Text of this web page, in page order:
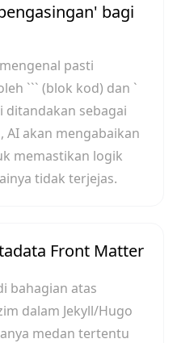
bagi
pasti
``` (blok kod) dan `
ditandakan sebagai
akan mengabaikan
memastikan logik
tidak terjejas.
Front Matter
bahagian atas
dalam Jekyll/Hugo
medan tertentu